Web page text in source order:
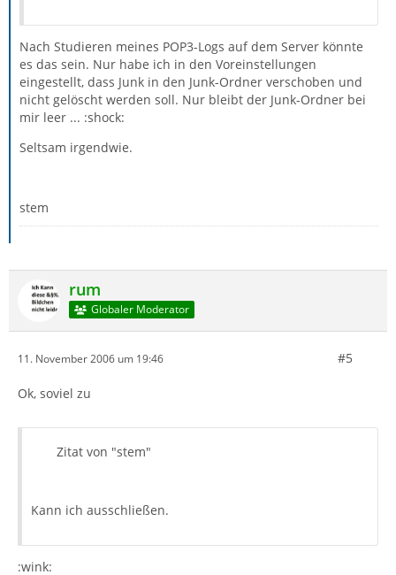
Nach Studieren meines POP3-Logs auf dem Server könnte
es das sein. Nur habe ich in den Voreinstellungen
eingestellt, dass Junk in den Junk-Ordner verschoben und
nicht gelöscht werden soll. Nur bleibt der Junk-Ordner bei
mir leer ... :shock:
Seltsam irgendwie.
stem
rum
Globaler Moderator
11. November 2006 um 19:46 #5
Ok, soviel zu
Zitat von "stem"
Kann ich ausschließen.
:wink: